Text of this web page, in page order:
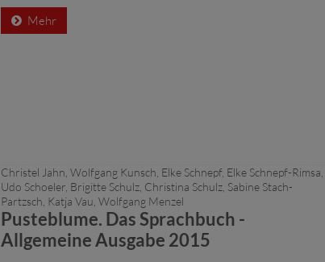
Mehr
Christel Jahn, Wolfgang Kunsch, Elke Schnepf, Elke Schnepf-Rimsa,
Udo Schoeler, Brigitte Schulz, Christina Schulz, Sabine Stach-
Partzsch, Katja Vau, Wolfgang Menzel
Pusteblume. Das Sprachbuch -
Allgemeine Ausgabe 2015